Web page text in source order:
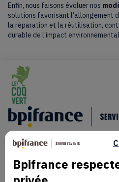
Enfin, nous faisons évoluer nos
solutions favorisant l’allongement
la réparation et la réutilisation,
durable de l’impact
Mentions Légales
Bpifrance